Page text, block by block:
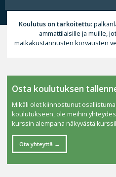
Koulutus on tarkoitettu:
ammattilaisille ja muille,
matkakustannusten korvausten
Osta koulutuksen
Mikäli olet kiinnostunut
koulutukseen, ole meihin
kurssin alempana näkyvästä
Ota yhteyttä